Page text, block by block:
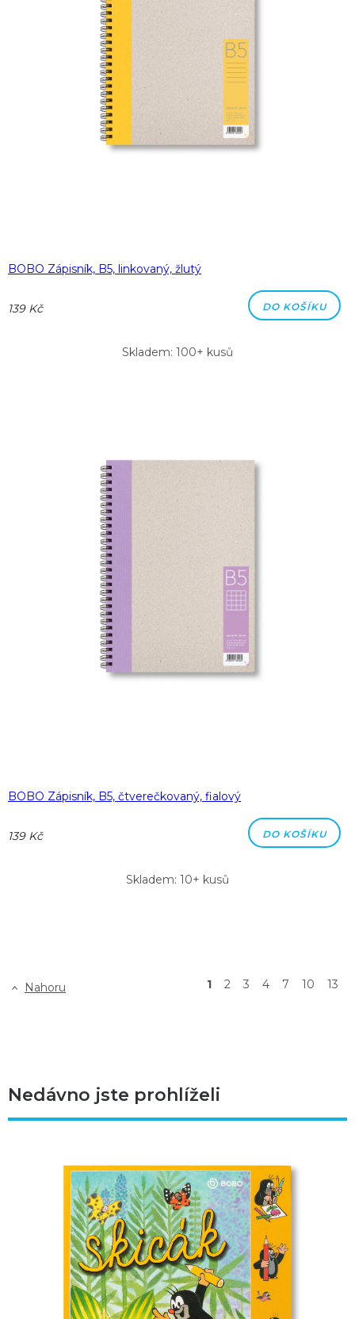
BOBO Zápisník, B5, linkovaný, žlutý
139 Kč DO KOŠÍKU
Skladem: 100+ kusů
BOBO Zápisník, B5, čtverečkovaný, fialový
139 Kč DO KOŠÍKU
Skladem: 10+ kusů
Nahoru 1 2 3 4 7 10 13
Nedávno jste prohlíželi